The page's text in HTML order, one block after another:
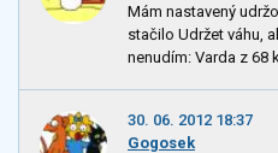
Mám nastavený
stačilo Udržet váhu,
nenudím: Varda z 68
30. 06. 2012 18:37
Gogosek